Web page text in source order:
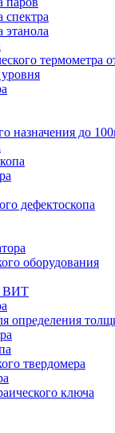
спектра
этанола
термометра
назначения до
дефектоскопа
оборудования
ВИТ
определения
твердомера
ключа